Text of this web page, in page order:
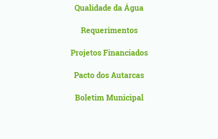
Qualidade da Água
Requerimentos
Projetos Financiados
Pacto dos Autarcas
Boletim Municipal